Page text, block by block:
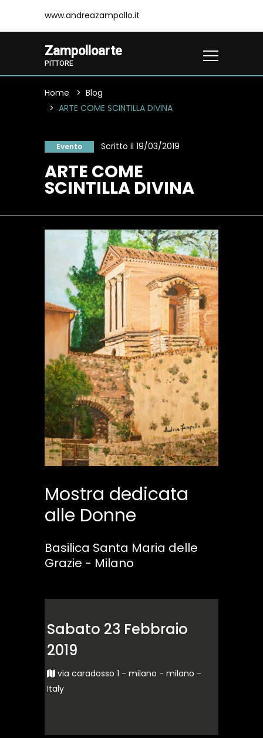
www.andreazampollo.it
Zampolloarte
PITTORE
Home
Blog
ARTE COME SCINTILLA DIVINA
Evento Scritto il 19/03/2019
ARTE COME
SCINTILLA DIVINA
Mostra dedicata
alle Donne
Basilica Santa Maria delle
Grazie - Milano
Sabato 23 Febbraio
2019
via caradosso 1 - milano - milano -
Italy